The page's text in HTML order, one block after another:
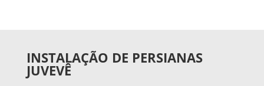
INSTALAÇÃO DE PERSIANAS
JUVEVÊ